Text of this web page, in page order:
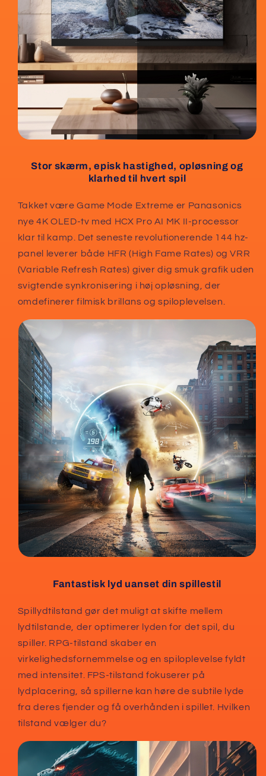
Stor skærm, episk hastighed, opløsning og
klarhed til hvert spil
Takket være Game Mode Extreme er Panasonics
nye 4K OLED-tv med HCX Pro AI MK II-processor
klar til kamp. Det seneste revolutionerende 144 hz-
panel leverer både HFR (High Fame Rates) og VRR
(Variable Refresh Rates) giver dig smuk grafik uden
svigtende synkronisering i høj opløsning, der
omdefinerer filmisk brillans og spiloplevelsen.
Fantastisk lyd uanset din spillestil
Spillydtilstand gør det muligt at skifte mellem
lydtilstande, der optimerer lyden for det spil, du
spiller. RPG-tilstand skaber en
virkelighedsfornemmelse og en spiloplevelse fyldt
med intensitet. FPS-tilstand fokuserer på
lydplacering, så spillerne kan høre de subtile lyde
fra deres fjender og få overhånden i spillet. Hvilken
tilstand vælger du?